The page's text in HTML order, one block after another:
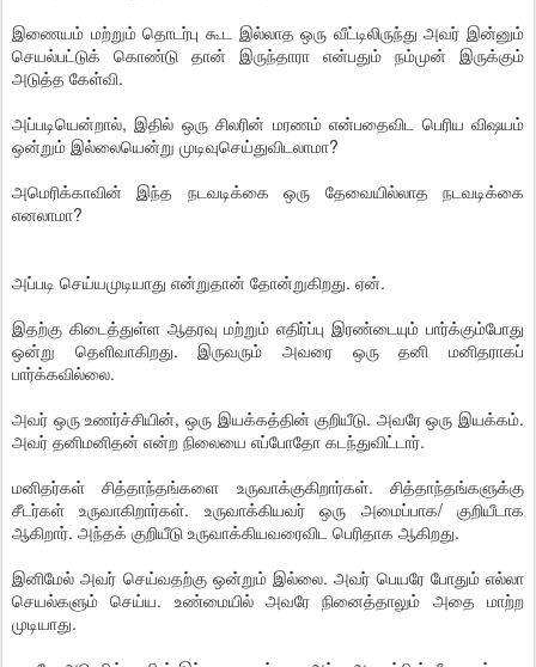
இணையம் மற்றும் தொடர்பு கூட இல்லாத ஒரு வீட்டிலிருந்து அவர் இன்னும்
செயல்பட்டுக் கொண்டு தான் இருந்தாரா என்பதும் நம்முன் இருக்கும்
அடுத்த கேள்வி.
அப்படியென்றால், இதில் ஒரு சிலரின் மரணம் என்பதைவிட பெரிய விஷயம்
ஒன்றும் இல்லையென்று முடிவுசெய்துவிடலாமா?
அமெரிக்காவின் இந்த நடவடிக்கை ஒரு தேவையில்லாத நடவடிக்கை
எனலாமா?
அப்படி செய்யமுடியாது என்றுதான் தோன்றுகிறது. ஏன்.
இதற்கு கிடைத்துள்ள ஆதரவு மற்றும் எதிர்ப்பு இரண்டையும் பார்க்கும்போது
ஒன்று தெளிவாகிறது. இருவரும் அவரை ஒரு தனி மனிதராகப்
பார்க்கவில்லை.
அவர் ஒரு உணர்ச்சியின், ஒரு இயக்கத்தின் குறியீடு. அவரே ஒரு இயக்கம்.
அவர் தனிமனிதன் என்ற நிலையை எப்போதோ கடந்துவிட்டார்.
மனிதர்கள் சித்தாந்தங்களை உருவாக்குகிறார்கள். சித்தாந்தங்களுக்கு
சீடர்கள் உருவாகிறார்கள். உருவாக்கியவர் ஒரு அமைப்பாக/ குறியீடாக
ஆகிறார். அந்தக் குறியீடு உருவாக்கியவரைவிட பெரிதாக ஆகிறது.
இனிமேல் அவர் செய்வதற்கு ஒன்றும் இல்லை. அவர் பெயரே போதும் எல்லா
செயல்களும் செய்ய. உண்மையில் அவரே நினைத்தாலும் அதை மாற்ற
முடியாது.